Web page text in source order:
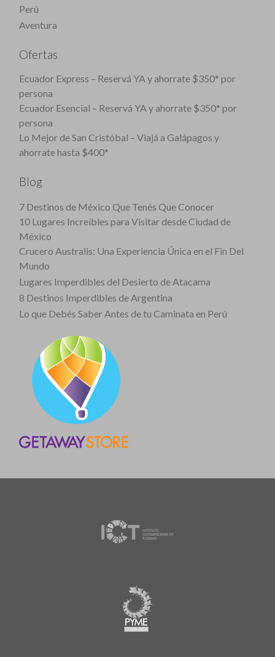
Perú
Aventura
Ofertas
Ecuador Express – Reservá YA y ahorrate $350* por
persona
Ecuador Esencial – Reservá YA y ahorrate $350* por
persona
Lo Mejor de San Cristóbal – Viajá a Galápagos y
ahorrate hasta $400*
Blog
7 Destinos de México Que Tenés Que Conocer
10 Lugares Increíbles para Visitar desde Ciudad de
México
Crucero Australis: Una Experiencia Única en el Fin Del
Mundo
Lugares Imperdibles del Desierto de Atacama
8 Destinos Imperdibles de Argentina
Lo que Debés Saber Antes de tu Caminata en Perú